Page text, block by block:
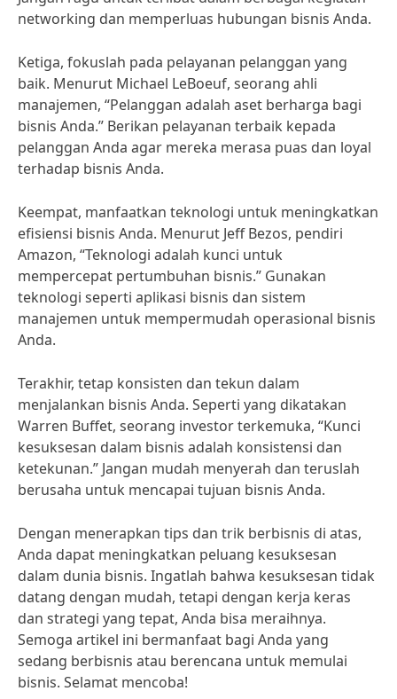
networking dan memperluas hubungan bisnis Anda.
Ketiga, fokuslah pada pelayanan pelanggan yang
baik. Menurut Michael LeBoeuf, seorang ahli
manajemen, “Pelanggan adalah aset berharga bagi
bisnis Anda.” Berikan pelayanan terbaik kepada
pelanggan Anda agar mereka merasa puas dan loyal
terhadap bisnis Anda.
Keempat, manfaatkan teknologi untuk meningkatkan
efisiensi bisnis Anda. Menurut Jeff Bezos, pendiri
Amazon, “Teknologi adalah kunci untuk
mempercepat pertumbuhan bisnis.” Gunakan
teknologi seperti aplikasi bisnis dan sistem
manajemen untuk mempermudah operasional bisnis
Anda.
Terakhir, tetap konsisten dan tekun dalam
menjalankan bisnis Anda. Seperti yang dikatakan
Warren Buffet, seorang investor terkemuka, “Kunci
kesuksesan dalam bisnis adalah konsistensi dan
ketekunan.” Jangan mudah menyerah dan teruslah
berusaha untuk mencapai tujuan bisnis Anda.
Dengan menerapkan tips dan trik berbisnis di atas,
Anda dapat meningkatkan peluang kesuksesan
dalam dunia bisnis. Ingatlah bahwa kesuksesan tidak
datang dengan mudah, tetapi dengan kerja keras
dan strategi yang tepat, Anda bisa meraihnya.
Semoga artikel ini bermanfaat bagi Anda yang
sedang berbisnis atau berencana untuk memulai
bisnis. Selamat mencoba!